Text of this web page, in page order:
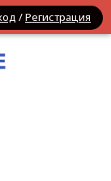
/Регистрация